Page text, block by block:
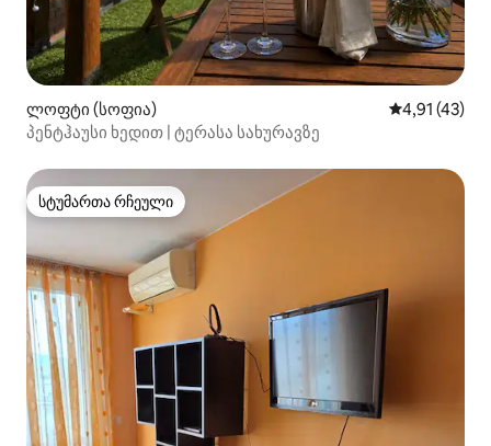
ლოფტი (სოფია) საშუალო
4,91 (43)
პენტჰაუსი ხედით | ტერასა სახურავზე
სტუმართა რჩეული
სტუმართა რჩეული